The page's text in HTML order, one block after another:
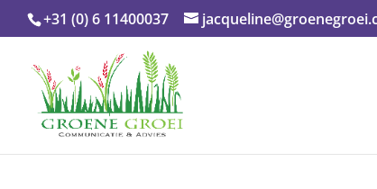
+31 (0) 6 11400037